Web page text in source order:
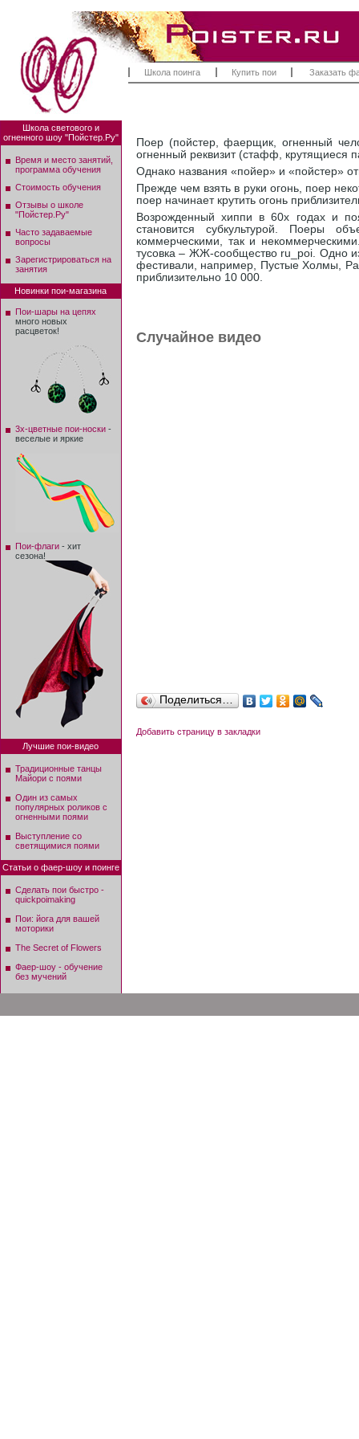
Школа поинга Купить пои Заказать
Поер (пойстер, фаерщик, огненный
огненный реквизит (стафф, крутящиеся
Однако названия «пойер» и «пойстер»
Прежде чем взять в руки огонь, поер
поер начинает крутить огонь
Возрожденный хиппи в 60х годах и
становится субкультурой. Поеры
коммерческими, так и
тусовка – ЖЖ-сообщество ru_poi. Одно
фестивали, например, Пустые Холмы,
приблизительно 10 000.
Случайное видео
Поделиться…
Добавить страницу в закладки
Школа светового и
огненного шоу "Пойстер.Ру"
Время и место занятий,
программа обучения
Стоимость обучения
Отзывы о школе
"Пойстер.Ру"
Часто задаваемые
вопросы
Зарегистрироваться на
занятия
Новинки пои-магазина
Пои-шары на цепях
много новых
расцветок!
3х-цветные пои-носки -
веселые и яркие
Пои-флаги - хит
сезона!
Лучшие пои-видео
Традиционные танцы
Майори с поями
Один из самых
популярных роликов с
огненными поями
Выступление со
светящимися поями
Статьи о фаер-шоу и поинге
Сделать пои быстро -
quickpoimaking
Пои: йога для вашей
моторики
The Secret of Flowers
Фаер-шоу - обучение
без мучений